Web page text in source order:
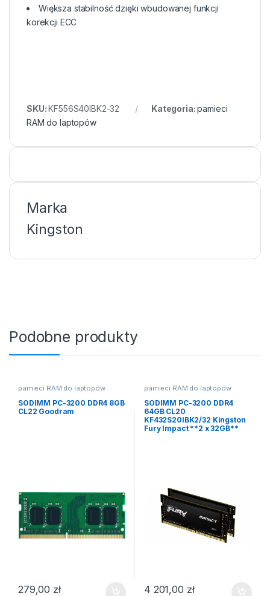
Większa stabilność dzięki wbudowanej funkcji
korekcji ECC
SKU:KF556S40IBK2-32 Kategoria:pamieci
RAM do laptopów
Marka
Kingston
Podobne produkty
pamieci RAM do laptopów
SODIMM PC-3200 DDR4 8GB
CL22 Goodram
279,00 zł
pamieci RAM do laptopów
SODIMM PC-3200 DDR4
64GB CL20
KF432S20IBK2/32 Kingston
Fury Impact **2 x 32GB**
4 201,00 zł